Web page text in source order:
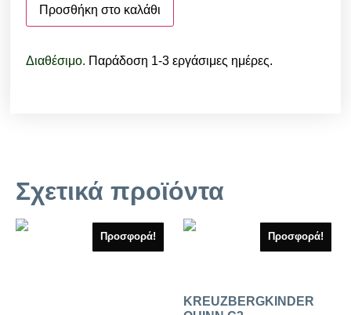
Προσθήκη στο καλάθι
Διαθέσιμο. Παράδοση 1-3 εργάσιμες ημέρες.
Σχετικά προϊόντα
Προσφορά! Προσφορά!
KREUZBERGKINDER